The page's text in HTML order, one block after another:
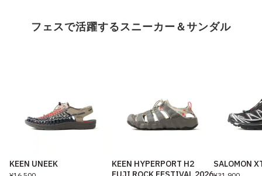
フェスで活躍するスニーカー＆サンダル
KEEN UNEEK
KEEN HYPERPORT H2
SALOMON